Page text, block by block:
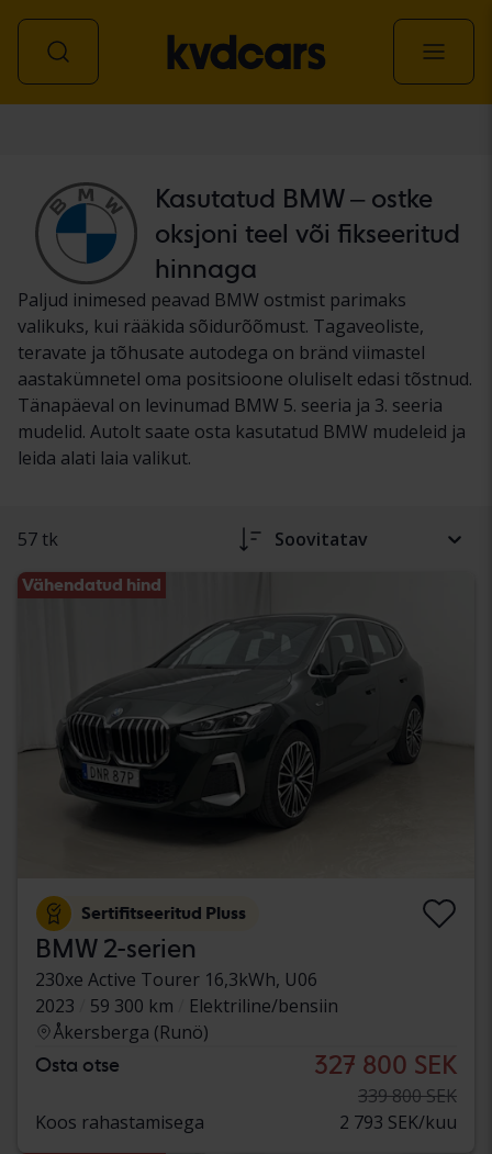
Kasutatud BMW – ostke
oksjoni teel või fikseeritud
hinnaga
Paljud inimesed peavad BMW ostmist parimaks
valikuks, kui rääkida sõidurõõmust. Tagaveoliste,
teravate ja tõhusate autodega on bränd viimastel
aastakümnetel oma positsioone oluliselt edasi tõstnud.
Tänapäeval on levinumad BMW 5. seeria ja 3. seeria
mudelid. Autolt saate osta kasutatud BMW mudeleid ja
leida alati laia valikut.
57 tk Soovitatav
Vähendatud hind
Sertifitseeritud Pluss
BMW 2-serien
230xe Active Tourer 16,3kWh, U06
2023
59 300 km
Elektriline/bensiin
Åkersberga (Runö)
Osta otse 327 800 SEK
339 800 SEK
Koos rahastamisega
2 793 SEK/kuu